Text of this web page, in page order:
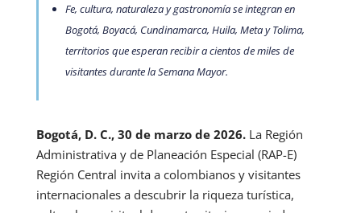
Fe, cultura, naturaleza y gastronomía se integran en
Bogotá, Boyacá, Cundinamarca, Huila, Meta y Tolima,
territorios que esperan recibir a cientos de miles de
visitantes durante la Semana Mayor.
Bogotá, D. C., 30 de marzo de 2026.La Región
Administrativa y de Planeación Especial (RAP-E)
Región Central invita a colombianos y visitantes
internacionales a descubrir la riqueza turística,